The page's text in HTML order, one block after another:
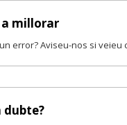
millorar
error? Aviseu-nos si veieu
dubte?